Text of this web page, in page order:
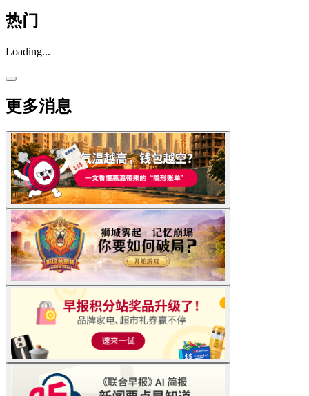
热门
Loading...
更多消息